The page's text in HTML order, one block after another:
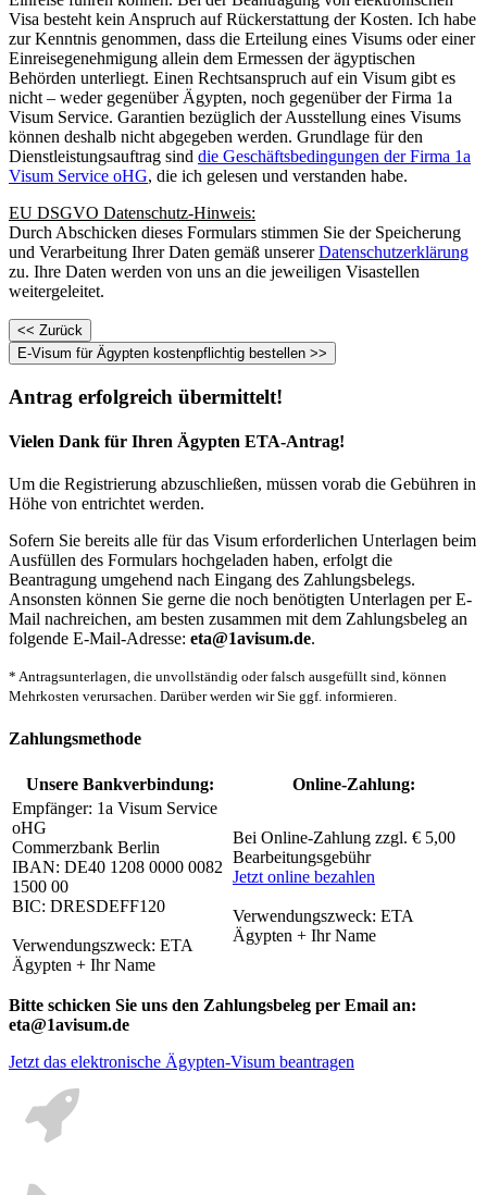
Visa besteht kein Anspruch auf Rückerstattung der Kosten. Ich habe
zur Kenntnis genommen, dass die Erteilung eines Visums oder einer
Einreisegenehmigung allein dem Ermessen der ägyptischen
Behörden unterliegt. Einen Rechtsanspruch auf ein Visum gibt es
nicht – weder gegenüber Ägypten, noch gegenüber der Firma 1a
Visum Service. Garantien bezüglich der Ausstellung eines Visums
können deshalb nicht abgegeben werden. Grundlage für den
Dienstleistungsauftrag sind die Geschäftsbedingungen der Firma 1a
Visum Service oHG, die ich gelesen und verstanden habe.
EU DSGVO Datenschutz-Hinweis:
Durch Abschicken dieses Formulars stimmen Sie der Speicherung
und Verarbeitung Ihrer Daten gemäß unsererDatenschutzerklärung
zu. Ihre Daten werden von uns an die jeweiligen Visastellen
weitergeleitet.
Antrag erfolgreich übermittelt!
Vielen Dank für Ihren Ägypten ETA-Antrag!
Um die Registrierung abzuschließen, müssen vorab die Gebühren in
Höhe von entrichtet werden.
Sofern Sie bereits alle für das Visum erforderlichen Unterlagen beim
Ausfüllen des Formulars hochgeladen haben, erfolgt die
Beantragung umgehend nach Eingang des Zahlungsbelegs.
Ansonsten können Sie gerne die noch benötigten Unterlagen per E-
Mail nachreichen, am besten zusammen mit dem Zahlungsbeleg an
folgende E-Mail-Adresse: eta@1avisum.de.
* Antragsunterlagen, die unvollständig oder falsch ausgefüllt sind, können
Mehrkosten verursachen. Darüber werden wir Sie ggf. informieren.
Zahlungsmethode
Unsere Bankverbindung:
Online-Zahlung:
Empfänger: 1a Visum Service
oHG
Commerzbank Berlin
IBAN: DE40 1208 0000 0082
1500 00
BIC: DRESDEFF120
Verwendungszweck: ETA
Ägypten + Ihr Name
Bei Online-Zahlung zzgl. € 5,00
Bearbeitungsgebühr
Jetzt online bezahlen
Verwendungszweck: ETA
Ägypten + Ihr Name
Bitte schicken Sie uns den Zahlungsbeleg per Email an:
eta@1avisum.de
Jetzt das elektronische Ägypten-Visum beantragen